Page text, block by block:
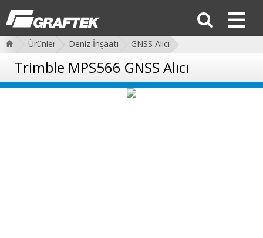
Ürünler Deniz İnşaatı GNSS Alıcı
Trimble MPS566 GNSS Alıcı